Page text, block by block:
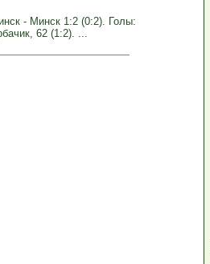
- Минск 1:2 (0:2). Голы:
62 (1:2). ...